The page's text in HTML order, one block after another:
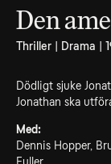
Den
Thriller | Drama |
Dödligt sjuke
Jonathan ska
Med:
Dennis Hopper,